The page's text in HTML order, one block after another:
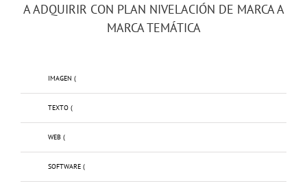
A ADQUIRIR CON PLAN NIVELACIÓN DE MARCA A
MARCA TEMÁTICA
IMAGEN (
TEXTO (
WEB (
SOFTWARE (